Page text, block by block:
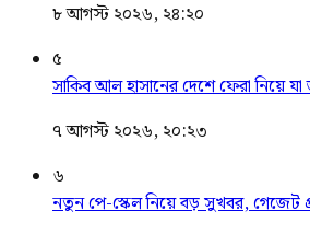
৮ আগস্ট ২০২৬, ২৪:২০
৫
সাকিব আল হাসানের দেশে ফেরা নিয়ে
৭ আগস্ট ২০২৬, ২০:২৩
৬
নতুন পে-স্কেল নিয়ে বড় সুখবর, গেজেট